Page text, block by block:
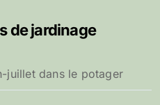
de jardinage
juillet dans le potager